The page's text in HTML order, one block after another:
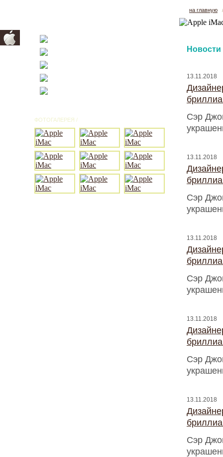
ФОТОГАЛЕРЕЯ /
на главную
Новости
13.11.2018
Сэр
13.11.2018
Сэр
13.11.2018
Сэр
13.11.2018
Сэр
13.11.2018
Сэр